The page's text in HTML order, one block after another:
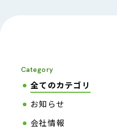
Category
全てのカテゴリ
お知らせ
会社情報